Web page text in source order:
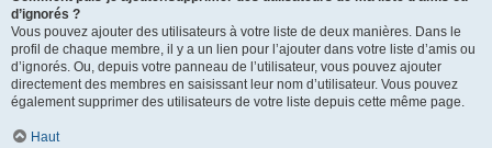
d’ignorés ?
Vous pouvez ajouter des utilisateurs à votre liste de deux manières. Dans le
profil de chaque membre, il y a un lien pour l’ajouter dans votre liste d’amis ou
d’ignorés. Ou, depuis votre panneau de l’utilisateur, vous pouvez ajouter
directement des membres en saisissant leur nom d’utilisateur. Vous pouvez
également supprimer des utilisateurs de votre liste depuis cette même page.
Haut